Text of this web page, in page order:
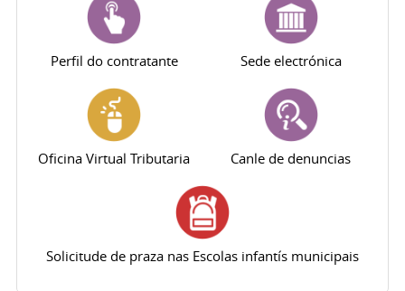
Perfil do contratante Sede electrónica
Oficina Virtual Tributaria Canle de denuncias
Solicitude de praza nas Escolas infantís municipais